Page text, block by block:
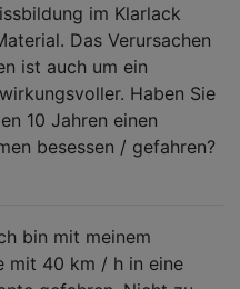
im Klarlack
Das Verursachen
ist auch um ein
Haben Sie
10 Jahren einen
besessen / gefahren?
bin mit meinem
mit 40 km / h in eine